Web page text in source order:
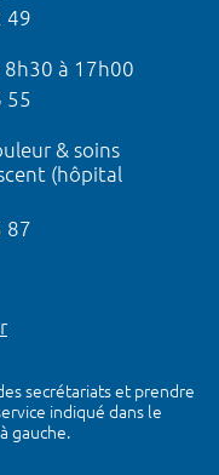
49
8h30 à 17h00
55
& soins
(hôpital
87
secrétariats et prendre
indiqué dans le
gauche.